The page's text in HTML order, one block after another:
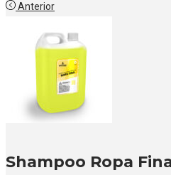
Anterior
Shampoo Ropa